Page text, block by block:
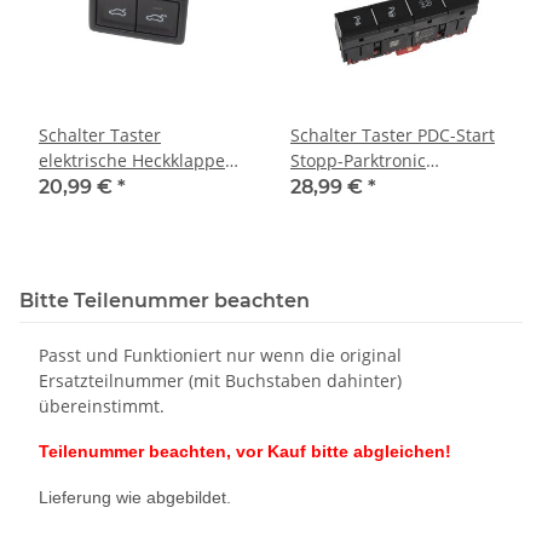
Schalter Taster
elektrische Heckklappe
3G0959832A VW Tiguan II
20,99 € *
Schalter Taster PDC-Start
Stopp-Parktronic
5NB927238B VW Tiguan II
28,99 € *
Bitte Teilenummer beachten
Passt und Funktioniert nur wenn die original
Ersatzteilnummer (mit Buchstaben dahinter)
übereinstimmt.
Teilenummer beachten, vor Kauf bitte abgleichen!
Lieferung wie abgebildet.